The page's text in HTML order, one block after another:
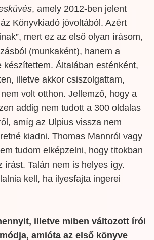
, amely 2012-ben jelent
Könyvkiadó jóvoltából. Azért
mert ez az első olyan írásom,
(munkaként), hanem a
készítettem. Általában esténként,
illetve akkor csiszolgattam,
volt otthon. Jellemző, hogy a
addig nem tudott a 300 oldalas
amíg az Ulpius vissza nem
kiadni. Thomas Mannról vagy
tudom elképzelni, hogy titokban
írást. Talán nem is helyes így.
kell, ha ilyesfajta ingerei
illetve miben változott írói
amióta az első könyve